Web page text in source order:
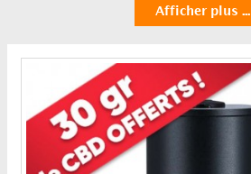
Afficher plus ...